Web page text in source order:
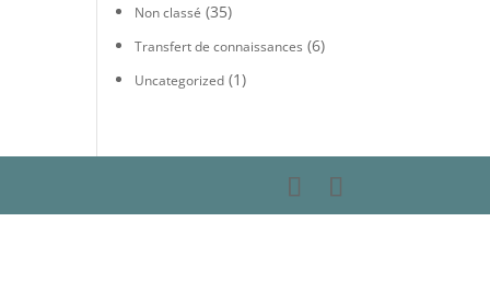
Non classé (35)
Transfert de connaissances (6)
Uncategorized (1)